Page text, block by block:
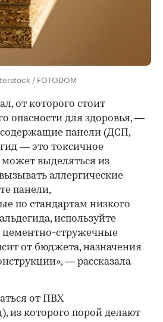
/ FOTODOM
от которого стоит
опасности для здоровья, —
панели (ДСП,
— это токсичное
может выделяться из
аллергические
панели,
по стандартам низкого
используйте
цементно-стружечные
от бюджета, назначения
— рассказала
от ПВХ
из которого порой делают